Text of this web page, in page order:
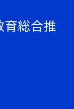
育総合推